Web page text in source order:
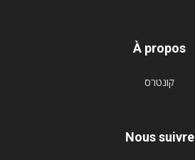
À propos
קונטרס
Nous suivre